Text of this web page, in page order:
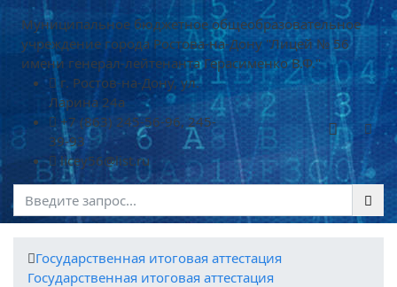
Муниципальное бюджетное общеобразовательное
учреждение города Ростова-на-Дону "Лицей № 56
имени генерал-лейтенанта Герасименко В.Ф."
г. Ростов-на-Дону, ул.
Ларина 24а
+7 (863) 245-56-96, 245-
39-93
licey56@list.ru
Государственная итоговая аттестация
Государственная итоговая аттестация